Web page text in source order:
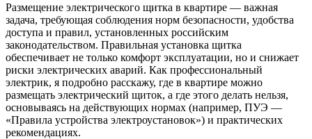
Размещение электрического щитка в квартире — важная
задача, требующая соблюдения норм безопасности, удобства
доступа и правил, установленных российским
законодательством. Правильная установка щитка
обеспечивает не только комфорт эксплуатации, но и снижает
риски электрических аварий. Как профессиональный
электрик, я подробно расскажу, где в квартире можно
размещать электрический щиток, а где этого делать нельзя,
основываясь на действующих нормах (например, ПУЭ —
«Правила устройства электроустановок») и практических
рекомендациях.